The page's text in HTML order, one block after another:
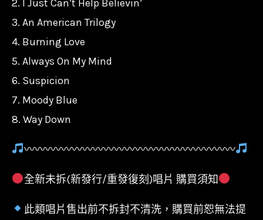
2. I Just Can’t Help Believin’
3. An American Trilogy
4. Burning Love
5. Always On My Mind
6. Suspicion
7. Moody Blue
8. Way Down
〰〰〰〰〰〰〰〰〰〰〰〰〰〰〰〰〰〰〰〰
全新未拆(新發行/重發復刻)唱片 購買須知
此類唱片售出前不拆封不清洗，購買前恕無法提